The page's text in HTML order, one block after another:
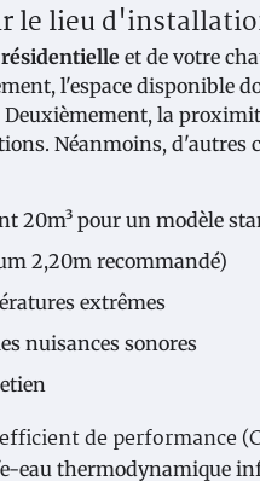
le lieu
et de votre
l'espace disponible
la
Néanmoins, d'autres
20m³ pour un modèle
2,20m recommandé)
extrêmes
nuisances sonores
de performance
eau thermodynamique